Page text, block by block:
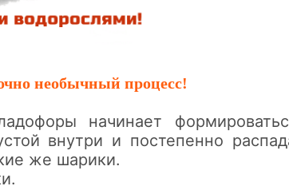
необычный процесс!
начинает
внутри и постепенно
же шарики.